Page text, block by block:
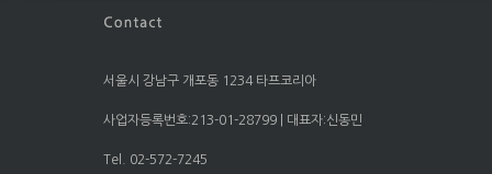
서울시 강남구 개포동 1234 타프코리아
사업자등록번호:213-01-28799 | 대표자:신동민
Tel. 02-572-7245